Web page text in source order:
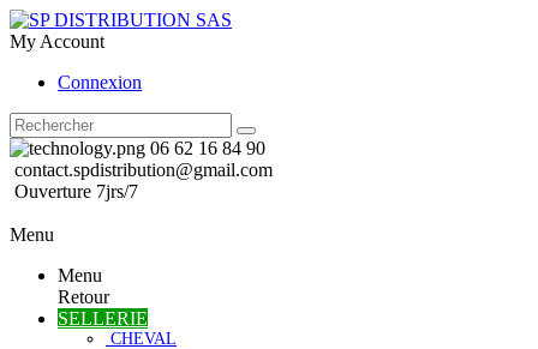
My Account
Connexion
06 62 16 84 90
contact.spdistribution@gmail.com
Ouverture 7jrs/7
Menu
Menu
Retour
SELLERIE
CHEVAL